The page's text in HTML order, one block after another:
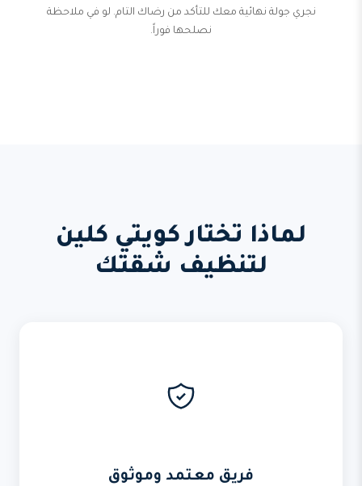
نجري جولة نهائية معك للتأكد من رضاك التام. لو في ملاحظة
نصلحها فوراً.
لماذا تختار كويتي كلين
لتنظيف شقتك
فريق معتمد وموثوق